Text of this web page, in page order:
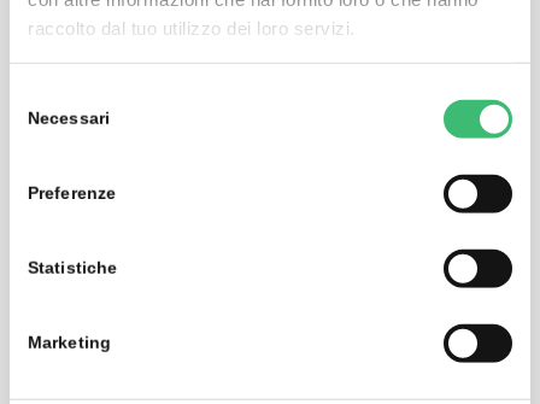
raccolto dal tuo utilizzo dei loro servizi.
delNecessari
Preferenze
Statistiche
Marketing
10 connessioni configurabili (4mm) per parti applicate
Display TFT a colori ad alta risoluzione 4,3″
Interfacce USB per l’immissione e la trasmissione dei
Memorizzazione dati integrata per un massimo di